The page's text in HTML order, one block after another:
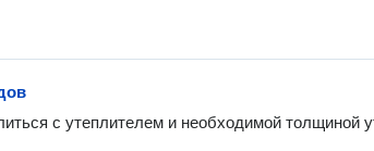
с утеплителем и необходимой толщиной